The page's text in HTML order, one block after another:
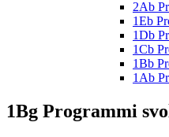
2Ab
1Eb
1Db
1Cb
1Bb
1Ab
1Bg Programmi